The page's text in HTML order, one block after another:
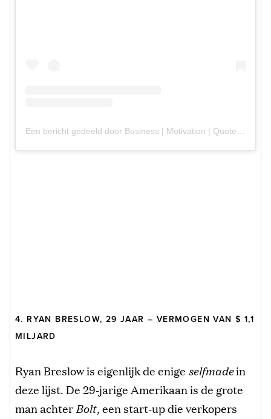
Een bericht gedeeld door Business | Motivation | Quotes (@quotes)
4. RYAN BRESLOW, 29 JAAR – VERMOGEN VAN $ 1,1
MILJARD
Ryan Breslow is eigenlijk de enige selfmadein
deze lijst. De 29-jarige Amerikaan is de grote
man achterBolt,een start-up die verkopers